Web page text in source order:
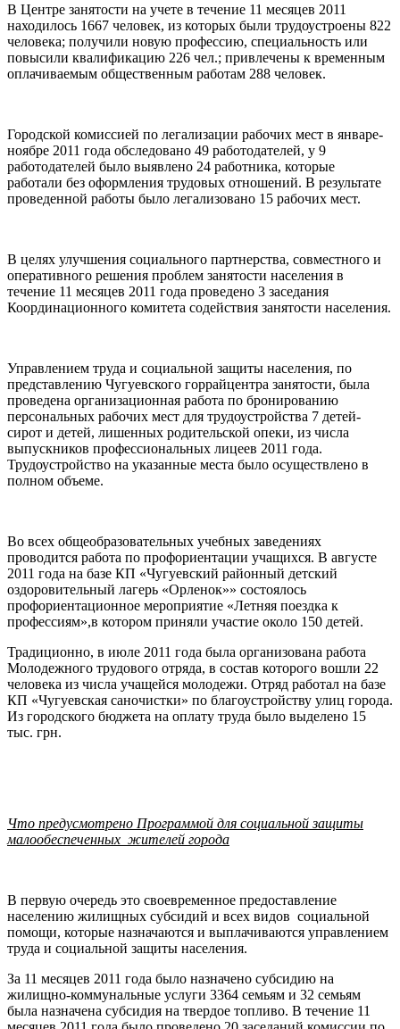
В Центре занятости на учете в течение 11 месяцев 2011
находилось 1667 человек, из которых были трудоустроены 822
человека; получили новую профессию, специальность или
повысили квалификацию 226 чел.; привлечены к временным
оплачиваемым общественным работам 288 человек.
Городской комиссией по легализации рабочих мест в январе-
ноябре 2011 года обследовано 49 работодателей, у 9
работодателей было выявлено 24 работника, которые
работали без оформления трудовых отношений. В результате
проведенной работы было легализовано 15 рабочих мест.
В целях улучшения социального партнерства, совместного и
оперативного решения проблем занятости населения в
течение 11 месяцев 2011 года проведено 3 заседания
Координационного комитета содействия занятости населения.
Управлением труда и социальной защиты населения, по
представлению Чугуевского горрайцентра занятости, была
проведена организационная работа по бронированию
персональных рабочих мест для трудоустройства 7 детей-
сирот и детей, лишенных родительской опеки, из числа
выпускников профессиональных лицеев 2011 года.
Трудоустройство на указанные места было осуществлено в
полном объеме.
Во всех общеобразовательных учебных заведениях
проводится работа по профориентации учащихся. В августе
2011 года на базе КП «Чугуевский районный детский
оздоровительный лагерь «Орленок»» состоялось
профориентационное мероприятие «Летняя поездка к
профессиям»,в котором приняли участие около 150 детей.
Традиционно, в июле 2011 года была организована работа
Молодежного трудового отряда, в состав которого вошли 22
человека из числа учащейся молодежи. Отряд работал на базе
КП «Чугуевская саночистки» по благоустройству улиц города.
Из городского бюджета на оплату труда было выделено 15
тыс. грн.
Что предусмотрено Программой для социальной защиты
малообеспеченных жителей города
В первую очередь это своевременное предоставление
населению жилищных субсидий и всех видов социальной
помощи, которые назначаются и выплачиваются управлением
труда и социальной защиты населения.
За 11 месяцев 2011 года было назначено субсидию на
жилищно-коммунальные услуги 3364 семьям и 32 семьям
была назначена субсидия на твердое топливо. В течение 11